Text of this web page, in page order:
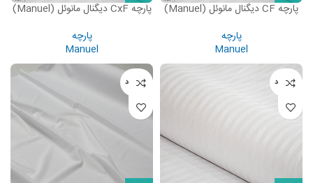
پارچه CF دیگنال مانوئل (Manuel)
پارچه
Manuel
پارچه CxF دیگنال مانوئل (Manuel)
پارچه
Manuel
ناموجود ناموجود